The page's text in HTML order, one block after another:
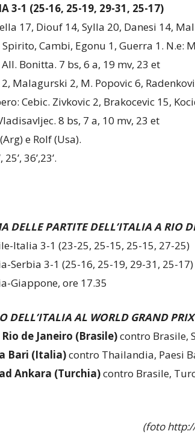
3-1 (25-16, 25-19, 29-31, 25-17)
17, Diouf 14, Sylla 20, Danesi 14,
Cambi, Egonu 1, Guerra 1. N.e:
All. Bonitta. 7 bs, 6 a, 19 mv, 23 et
Malagurski 2, M. Popovic 6,
Cebic. Zivkovic 2, Brakocevic 15,
8 bs, 7 a, 10 mv, 23 et
e Rolf (Usa).
25’, 36’,23’.
DELLE PARTITE DELL’ITALIA A RIO
Italia 3-1 (23-25, 25-15, 25-15, 27-25)
Serbia 3-1 (25-16, 25-19, 29-31, 25-17)
Giappone, ore 17.35
DELL’ITALIA AL WORLD GRAND PRIX
de Janeiro (Brasile)contro Brasile,
Bari (Italia)contro Thailandia, Paesi
Ankara (Turchia)contro Brasile,
(foto